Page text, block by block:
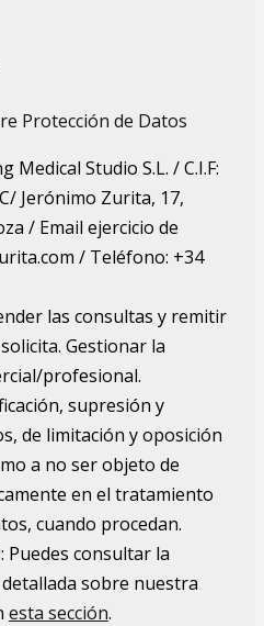
Protección de Datos
Medical Studio S.L. / C.I.F:
Jerónimo Zurita, 17,
/ Email ejercicio de
/ Teléfono: +34
las consultas y remitir
Gestionar la
profesional.
supresión y
de limitación y oposición
a no ser objeto de
en el tratamiento
cuando procedan.
: Puedes consultar la
sobre nuestra
esta sección.